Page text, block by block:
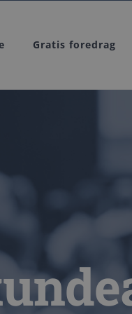
Gratis foredrag